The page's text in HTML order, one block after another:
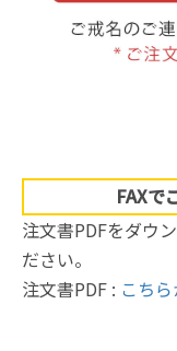
FAXで
注文書PDFをダウ
ださい。
注文書PDF : こち